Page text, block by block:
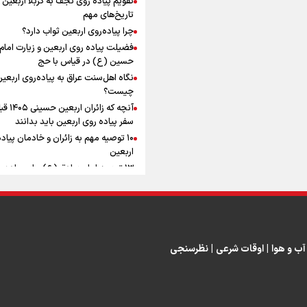
ماندگار شد
افزوده چقدر است؟
اینفوبرنا/ سقف معافیت مالیاتی
حقوق کارکنان دولت و
در بودجه ۱۴۰۵ چقدر است؟
تاریخ‌های مهم
چرا پیاده‌روی اربعین ثواب دارد؟
فضیلت پیاده روی اربعین و زیارت امام
حسین (ع) در قیاس با حج
نگاه اهل‌سنت عراق به پیاده‌روی
چیست؟
آنچه که
سفر پیاده روی اربعین باید بدانند
۱۰ توصیه مهم به زائران و خادمان
اربعین
۱۳ توصیه امام صادق (ع) برای
۲۰ توصیه کاربردی برای شرکت در
آب و هوا اوقات شرعی نظرسنجی